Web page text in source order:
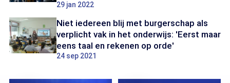
29 jan 2022
Niet iedereen blij met burgerschap als
verplicht vak in het onderwijs: 'Eerst maar
eens taal en rekenen op orde'
24 sep 2021